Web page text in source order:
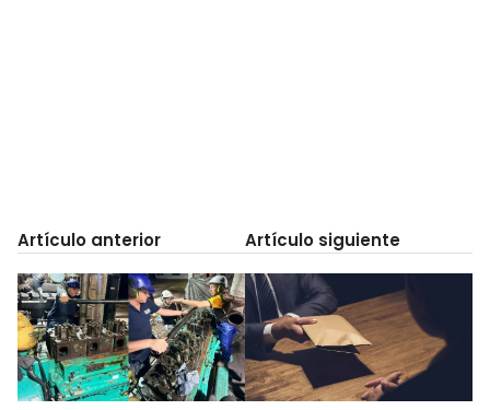
Artículo anterior Artículo siguiente